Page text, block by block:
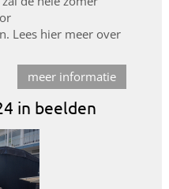
Lees hier meer over
meer informatie
in beelden